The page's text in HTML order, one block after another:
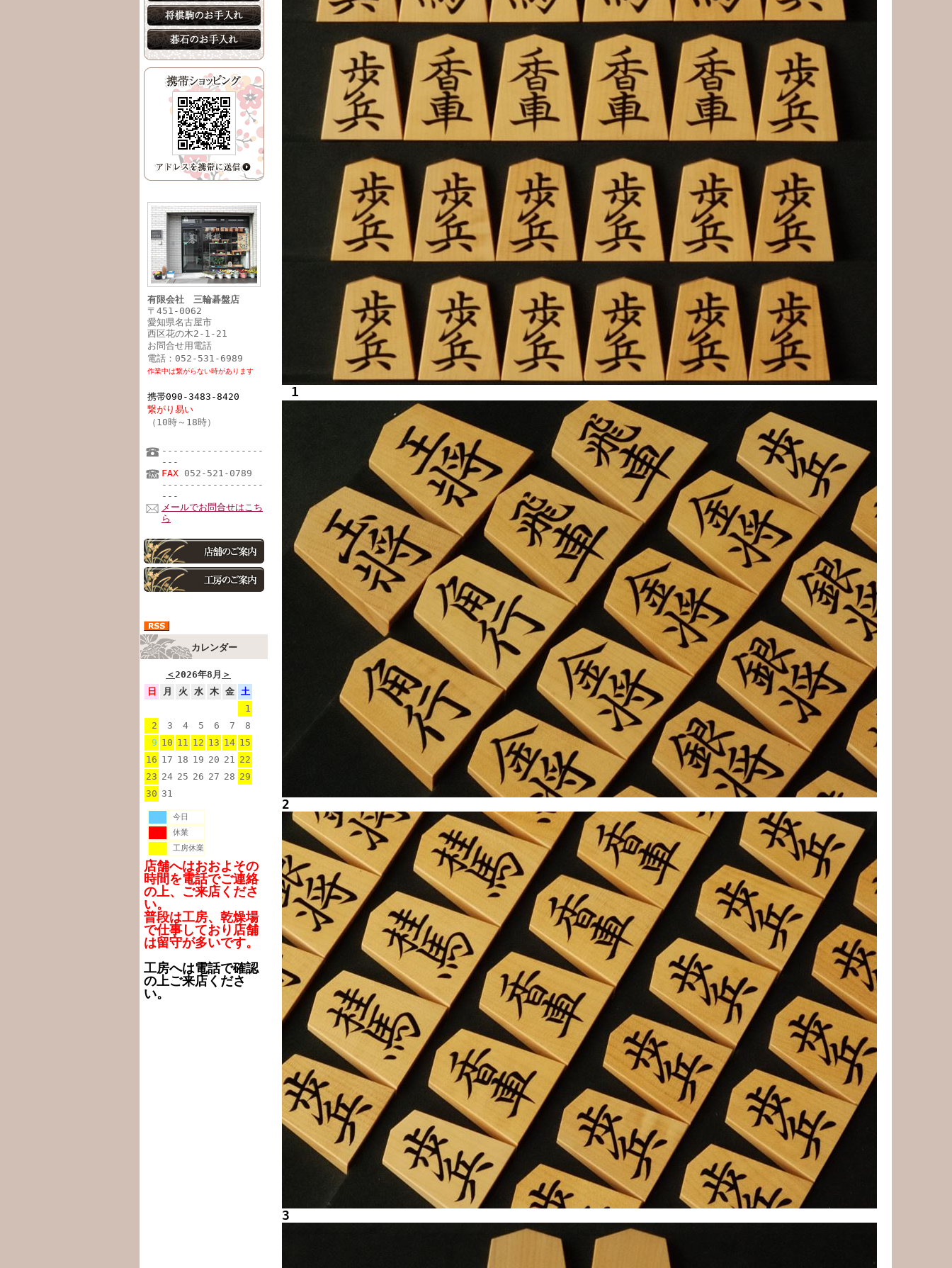
有限会社 三輪碁盤店
〒451-0062
愛知県名古屋市
西区花の木2-1-21
お問合せ用電話
電話：052-531-6989
作業中は繋がらない時があります
携帯090-3483-8420
繋がり易い
（10時～18時）
------------------
---
FAX 052-521-0789
------------------
---
メールでお問合せはこち
ら
カレンダー
＜2026年8月 ＞
日
月 火 水 木 金
土
1
2
3 4 5 6 7
8
9 10 11 12 13 14 15
16 17 18 19 20 21 22
23 24 25 26 27 28 29
30 31
今日
休業
工房休業
店舗へはおおよその
時間を電話でご連絡
の上、ご来店くださ
い。
普段は工房、乾燥場
で仕事しており店舗
は留守が多いです。
工房へは電話で確認
の上ご来店くださ
い。
1
2
3